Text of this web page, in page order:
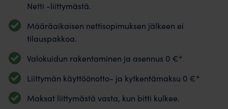
Netti -liittymästä.
Määräaikaisen nettisopimuksen jälkeen ei
tilauspakkoa.
Valokuidun rakentaminen ja asennus 0 €*
Liittymän käyttöönotto- ja kytkentämaksu 0 €*
Maksat liittymästä vasta, kun bitti kulkee.